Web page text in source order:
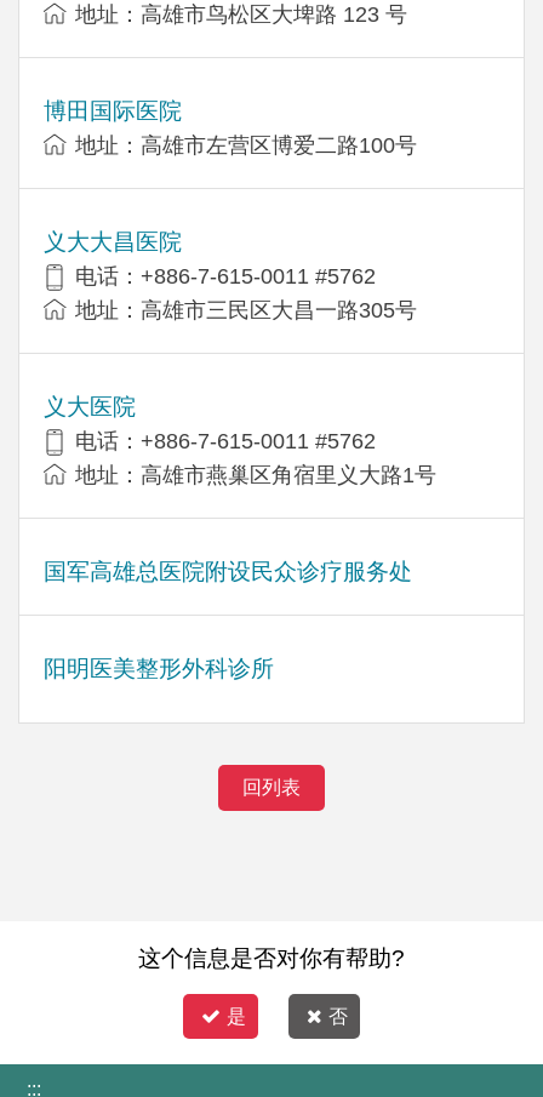
地址：高雄市鸟松区大埤路 123 号
博田国际医院
地址：高雄市左营区博爱二路100号
义大大昌医院
电话：+886-7-615-0011 #5762
地址：高雄市三民区大昌一路305号
义大医院
电话：+886-7-615-0011 #5762
地址：高雄市燕巢区角宿里义大路1号
国军高雄总医院附设民众诊疗服务处
阳明医美整形外科诊所
回列表
这个信息是否对你有帮助?
是 否
:::